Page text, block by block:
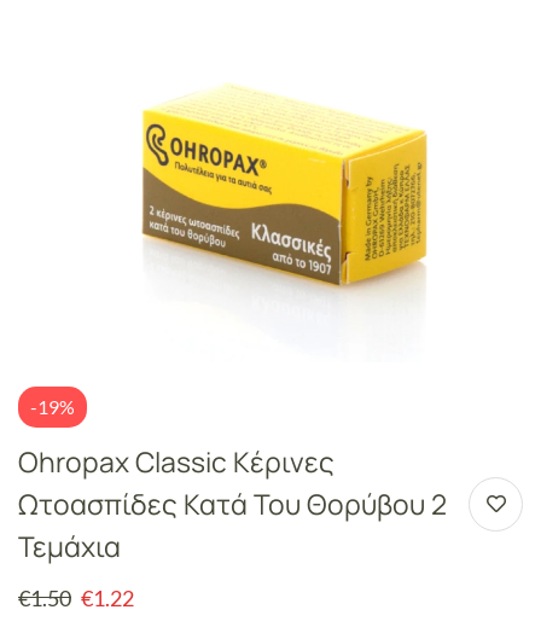
-19%
Ohropax Classic Κέρινες
Ωτοασπίδες Κατά Του Θορύβου 2
Τεμάχια
€1.50 €1.22